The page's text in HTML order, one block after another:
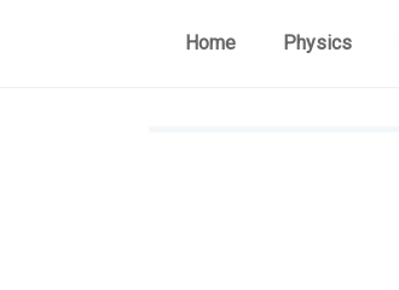
Home Physics